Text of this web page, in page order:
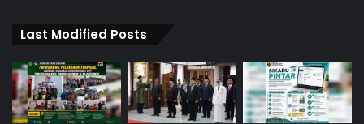
Last Modified Posts